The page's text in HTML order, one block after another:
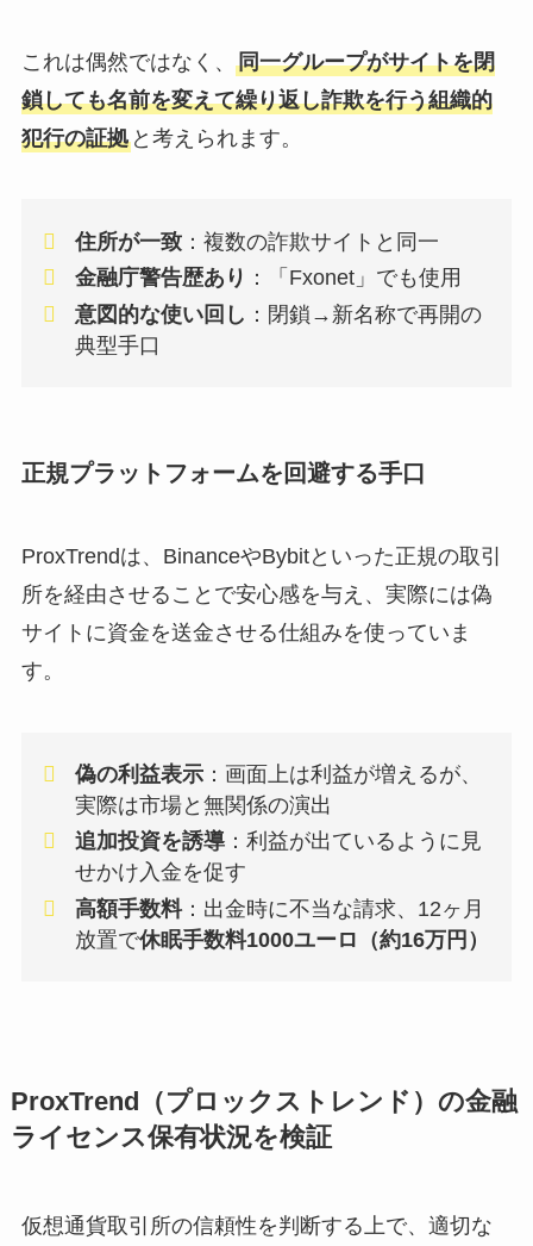
これは偶然ではなく、 同一グループがサイトを閉
鎖しても名前を変えて繰り返し詐欺を行う組織的
犯行の証拠と考えられます。
住所が一致：複数の詐欺サイトと同一
金融庁警告歴あり ：「Fxonet」でも使用
意図的な使い回し ：閉鎖→新名称で再開の
典型手口
正規プラットフォームを回避する手口
ProxTrendは、BinanceやBybitといった正規の取引
所を経由させることで安心感を与え、実際には偽
サイトに資金を送金させる仕組みを使っていま
す。
偽の利益表示：画面上は利益が増えるが、
実際は市場と無関係の演出
追加投資を誘導：利益が出ているように見
せかけ入金を促す
高額手数料：出金時に不当な請求、12ヶ月
放置で休眠手数料1000ユーロ（約16万円）
ProxTrend（プロックストレンド）の金融
ライセンス保有状況を検証
仮想通貨取引所の信頼性を判断する上で、適切な